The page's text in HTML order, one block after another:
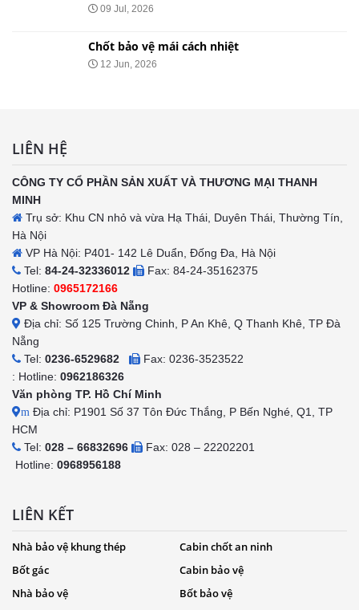
09 Jul, 2026
Chốt bảo vệ mái cách nhiệt
12 Jun, 2026
LIÊN HỆ
CÔNG TY CỔ PHẦN SẢN XUẤT VÀ THƯƠNG MẠI THANH
MINH
Trụ sở: Khu CN nhỏ và vừa Hạ Thái, Duyên Thái, Thường Tín,
Hà Nội
VP Hà Nội: P401- 142 Lê Duẩn, Đống Đa, Hà Nội
Tel: 84-24-32336012
Fax: 84-24-35162375
Hotline: 0965172166
VP & Showroom Đà Nẵng
Địa chỉ: Số 125 Trường Chinh, P An Khê, Q Thanh Khê, TP Đà
Nẵng
Tel: 0236-6529682
Fax: 0236-3523522
: Hotline: 0962186326
Văn phòng TP. Hồ Chí Minh
m Địa chỉ: P1901 Số 37 Tôn Đức Thắng, P Bến Nghé, Q1, TP
HCM
Tel: 028 – 66832696
Fax: 028 – 22202201
Hotline: 0968956188
LIÊN KẾT
Nhà bảo vệ khung thép
Cabin chốt an ninh
Bốt gác
Cabin bảo vệ
Nhà bảo vệ
Bốt bảo vệ